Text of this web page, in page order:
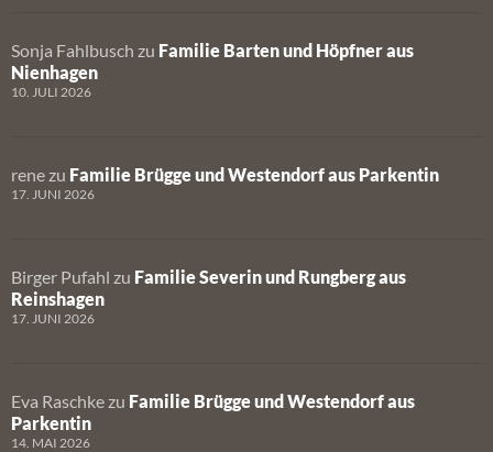
Sonja Fahlbusch zu Familie Barten und Höpfner aus
Nienhagen
10. JULI 2026
rene zu Familie Brügge und Westendorf aus Parkentin
17. JUNI 2026
Birger Pufahl zu Familie Severin und Rungberg aus
Reinshagen
17. JUNI 2026
Eva Raschke zu Familie Brügge und Westendorf aus
Parkentin
14. MAI 2026